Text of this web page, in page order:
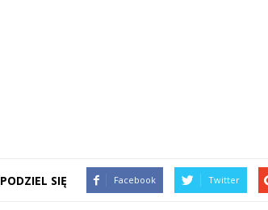
PODZIEL SIĘ Facebook Twitter